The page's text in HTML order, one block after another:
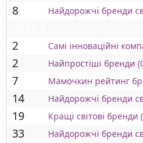
8 Найдорожчі бренди
2 Самі інноваційні
2 Найпростіші бренди
7 Мамочкин рейтинг
14 Найдорожчі бренди
19 Кращі світові
33 Найдорожчі бренди